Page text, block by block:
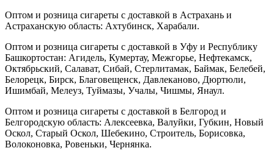
Оптом и розница сигареты с доставкой в Астрахань и
Астраханскую область: Ахтубинск, Харабали.
Оптом и розница сигареты с доставкой в Уфу и Республику
Башкортостан: Агидель, Кумертау, Межгорье, Нефтекамск,
Октябрьский, Салават, Сибай, Стерлитамак, Баймак, Белебей,
Белорецк, Бирск, Благовещенск, Давлеканово, Дюртюли,
Ишимбай, Мелеуз, Туймазы, Учалы, Чишмы, Янаул.
Оптом и розница сигареты с доставкой в Белгород и
Белгородскую область: Алексеевка, Валуйки, Губкин, Новый
Оскол, Старый Оскол, Шебекино, Строитель, Борисовка,
Волоконовка, Ровеньки, Чернянка.